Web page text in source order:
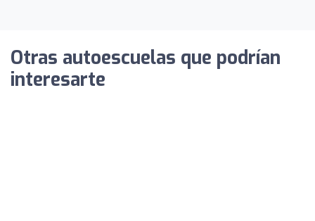
Otras autoescuelas que podrían
interesarte